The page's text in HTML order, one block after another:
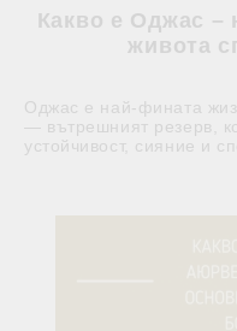
Какво е Оджас –
живота
Оджас е най-фината
— вътрешният резерв,
устойчивост, сияние и